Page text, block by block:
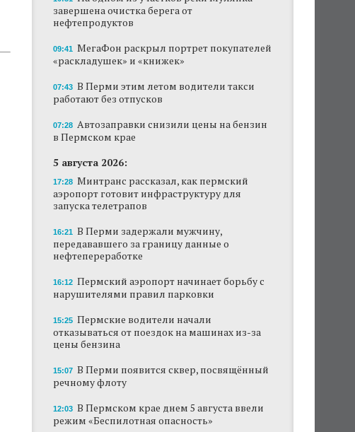
завершена очистка берега от
нефтепродуктов
09:41 МегаФон раскрыл портрет покупателей
«раскладушек» и «книжек»
07:43 В Перми этим летом водители такси
работают без отпусков
07:28 Автозаправки снизили цены на бензин
в Пермском крае
5 августа 2026:
17:28 Минтранс рассказал, как пермский
аэропорт готовит инфраструктуру для
запуска телетрапов
16:21 В Перми задержали мужчину,
передававшего за границу данные о
нефтепереработке
16:12 Пермский аэропорт начинает борьбу с
нарушителями правил парковки
15:25 Пермские водители начали
отказываться от поездок на машинах из-за
цены бензина
15:07 В Перми появится сквер, посвящённый
речному флоту
12:03 В Пермском крае днем 5 августа ввели
режим «Беспилотная опасность»